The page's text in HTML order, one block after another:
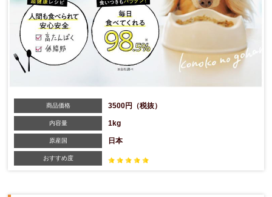
商品価格 3500円（税抜）
内容量 1kg
原産国 日本
おすすめ度